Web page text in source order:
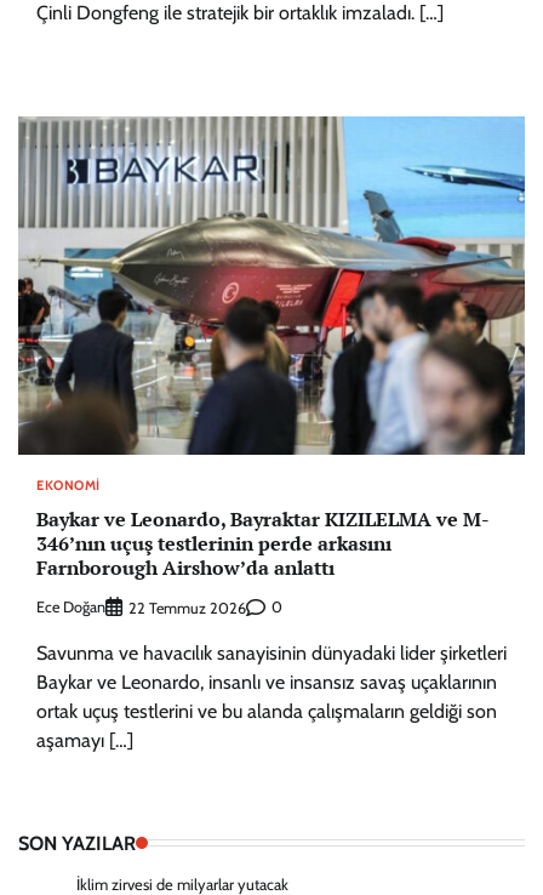
Çinli Dongfeng ile stratejik bir ortaklık imzaladı. […]
EKONOMI
Baykar ve Leonardo, Bayraktar KIZILELMA ve M-
346’nın uçuş testlerinin perde arkasını
Farnborough Airshow’da anlattı
Ece Doğan 22 Temmuz 2026 0
Savunma ve havacılık sanayisinin dünyadaki lider şirketleri
Baykar ve Leonardo, insanlı ve insansız savaş uçaklarının
ortak uçuş testlerini ve bu alanda çalışmaların geldiği son
aşamayı […]
SON YAZILAR
İklim zirvesi de milyarlar yutacak